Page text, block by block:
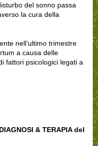
del sonno passa
la cura della
nell’ultimo trimestre
a causa delle
fattori psicologici legati a
& TERAPIA del